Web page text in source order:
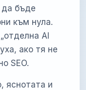
да бъде
към нула.
AI
ако тя не
SEO.
яснотата и